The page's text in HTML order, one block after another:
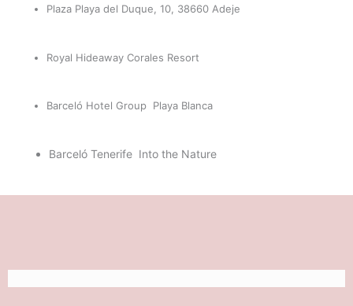
Plaza Playa del Duque, 10, 38660 Adeje
Royal Hideaway Corales Resort
Barceló Hotel Group Playa Blanca
Barceló Tenerife Into the Nature